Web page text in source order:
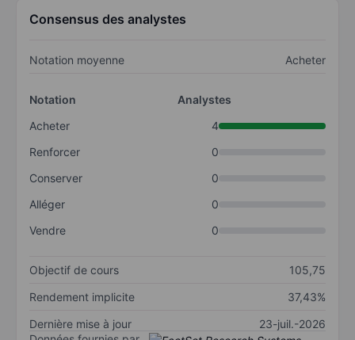
Consensus des analystes
Notation moyenne Acheter
Notation
Analystes
Acheter
4
Renforcer
0
Conserver
0
Alléger
0
Vendre
0
Objectif de cours
105,75
Rendement implicite
37,43%
Dernière mise à jour
23-juil.-2026